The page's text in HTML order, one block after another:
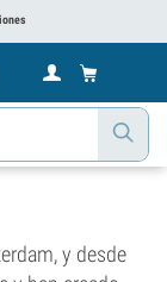
y desde